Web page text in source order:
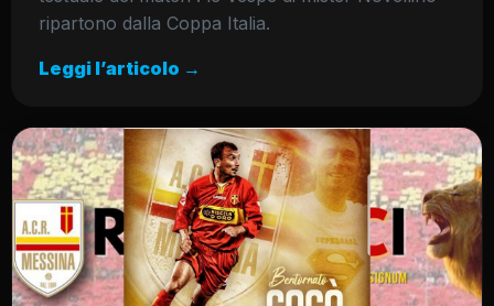
ripartono dalla Coppa Italia.
Leggi l’articolo →